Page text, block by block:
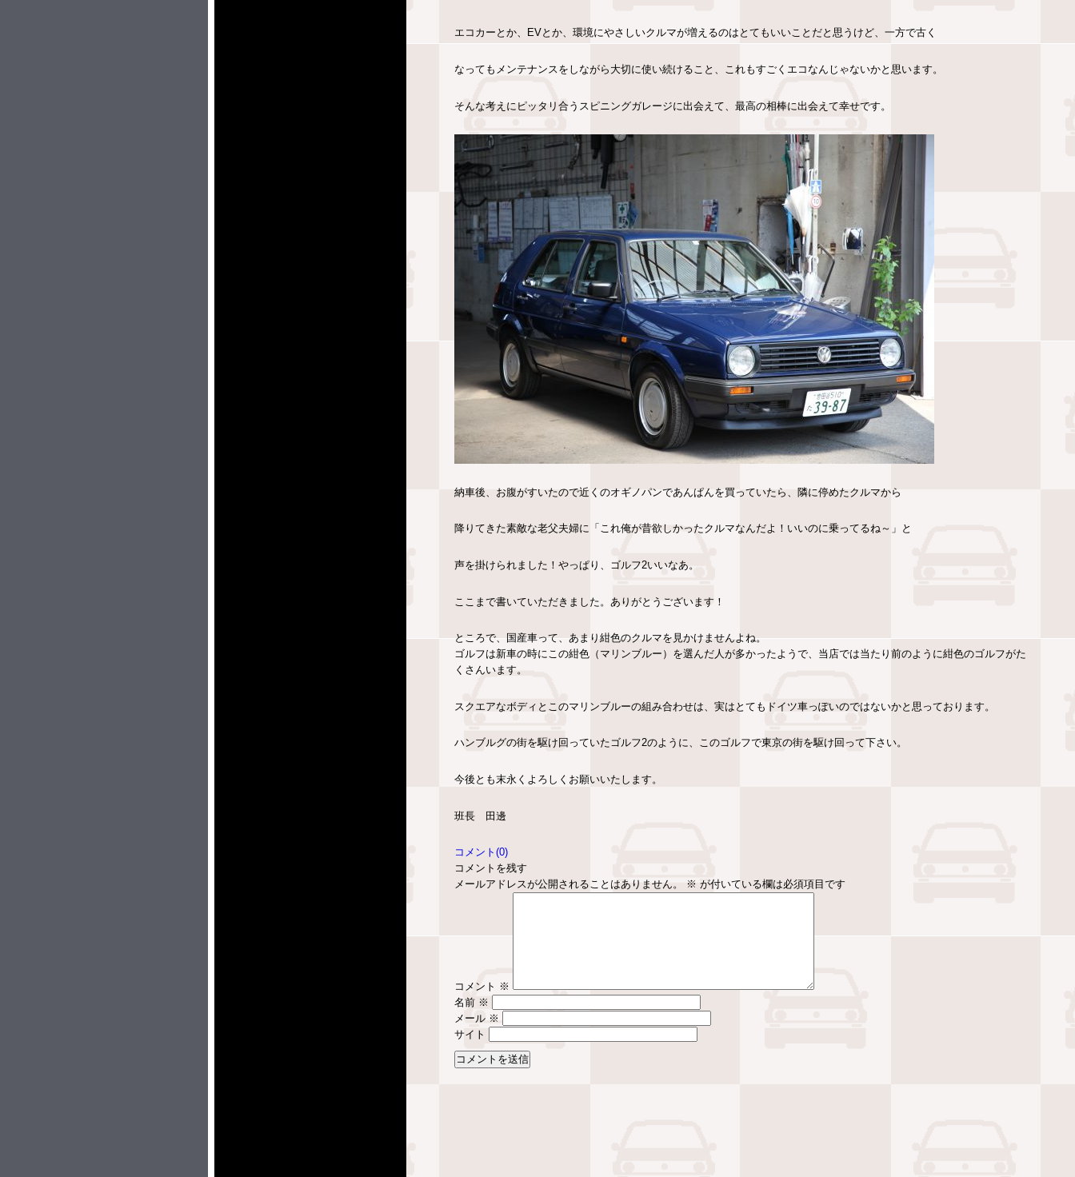
エコカーとか、EVとか、環境にやさしいクルマが増えるのはとてもいいことだと思うけど、一方で古く
なってもメンテナンスをしながら大切に使い続けること、これもすごくエコなんじゃないかと思います。
そんな考えにピッタリ合うスピニングガレージに出会えて、最高の相棒に出会えて幸せです。
納車後、お腹がすいたので近くのオギノパンであんぱんを買っていたら、隣に停めたクルマから
降りてきた素敵な老父夫婦に「これ俺が昔欲しかったクルマなんだよ！いいのに乗ってるね～」と
声を掛けられました！やっぱり、ゴルフ2いいなあ。
ここまで書いていただきました。ありがとうございます！
ところで、国産車って、あまり紺色のクルマを見かけませんよね。
ゴルフは新車の時にこの紺色（マリンブルー）を選んだ人が多かったようで、当店では当たり前のように紺色のゴルフがた
くさんいます。
スクエアなボディとこのマリンブルーの組み合わせは、実はとてもドイツ車っぽいのではないかと思っております。
ハンブルグの街を駆け回っていたゴルフ2のように、このゴルフで東京の街を駆け回って下さい。
今後とも末永くよろしくお願いいたします。
班長 田邊
コメント(0)
コメントを残す
メールアドレスが公開されることはありません。
※ が付いている欄は必須項目です
コメント ※
名前 ※
メール ※
サイト